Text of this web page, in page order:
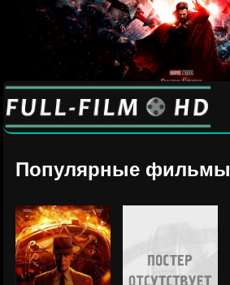
Популярные фильмы